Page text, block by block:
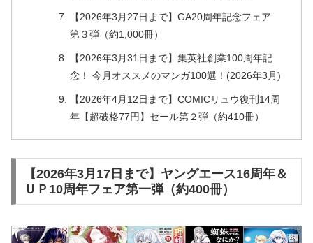
【2026年3月27日まで】GA20周年記念フェア
第３弾（約1,000冊）
【2026年3月31日まで】集英社創業100周年記
念！ 今月オススメのマンガ100選！(2026年3月)
【2026年4月12日まで】COMICリュウ復刊14周
年【超破格77円】セール第２弾（約410冊）
【2026年3月17日まで】ヤングエース16周年＆
ＵＰ10周年フェア第一弾（約400冊）